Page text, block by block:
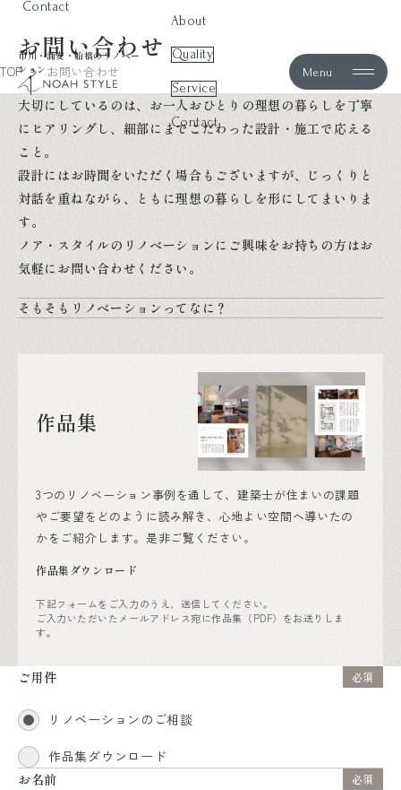
市川・浦安・船橋のリノベー
ション
noah style
About
Quality
Service
Contact
Menu
Contact
お問い合わせ
TOP お問い合わせ
大切にしているのは、お一人おひとりの理想の暮らしを丁寧
にヒアリングし、細部にまでこだわった設計・施工で応える
こと。
設計にはお時間をいただく場合もございますが、じっくりと
対話を重ねながら、ともに理想の暮らしを形にしてまいりま
す。
ノア・スタイルのリノベーションにご興味をお持ちの方はお
気軽にお問い合わせください。
そもそもリノベーションってなに？
作品集
3つのリノベーション事例を通して、建築士が住まいの課題
やご要望をどのように読み解き、心地よい空間へ導いたの
かをご紹介します。是非ご覧ください。
作品集ダウンロード
下記フォームをご入力のうえ、送信してください。
ご入力いただいたメールアドレス宛に作品集（PDF）をお送りしま
す。
ご用件 必須
リノベーションのご相談
作品集ダウンロード
お名前
必須